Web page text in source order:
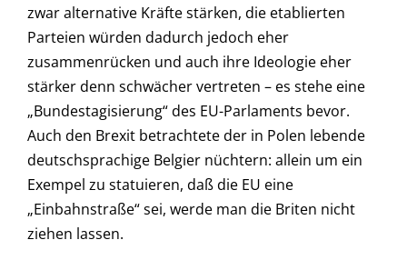
zwar alternative Kräfte stärken, die etablierten
Parteien würden dadurch jedoch eher
zusammenrücken und auch ihre Ideologie eher
stärker denn schwächer vertreten – es stehe eine
„Bundestagisierung“ des EU-Parlaments bevor.
Auch den Brexit betrachtete der in Polen lebende
deutschsprachige Belgier nüchtern: allein um ein
Exempel zu statuieren, daß die EU eine
„Einbahnstraße“ sei, werde man die Briten nicht
ziehen lassen.